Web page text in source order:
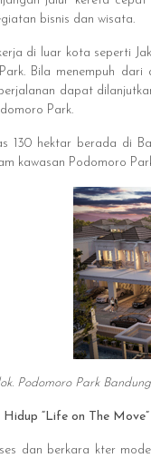
bisnis dan wisata.
di luar kota seperti
Bila menempuh
dapat
Park.
130 hektar berada di
kawasan Podomoro
Podomoro Park
“Life on The Move”
dan berkara kter